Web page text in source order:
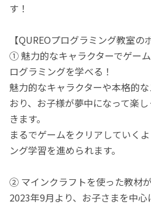
す！
【QUREOプログラミング教室の
① 魅力的なキャラクターでゲー
ログラミングを学べる！
魅力的なキャラクターや本格的
おり、お子様が夢中になって楽
きます。
まるでゲームをクリアしていく
ング学習を進められます。
② マインクラフトを使った教材
2023年9月より、お子さまを中